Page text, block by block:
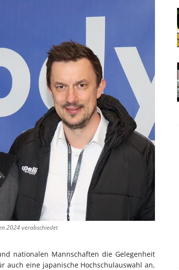
2024 verabschiedet
nationalen Mannschaften die Gelegenheit
auch eine japanische Hochschulauswahl an,